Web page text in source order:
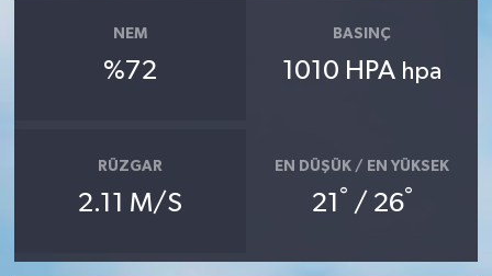
NEM
%72
BASINÇ
1010 HPA hpa
RÜZGAR
2.11 M/S
EN DÜŞÜK / EN YÜKSEK
21 ° / 26°